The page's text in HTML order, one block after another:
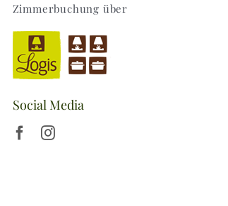
Zimmerbuchung über
Social Media